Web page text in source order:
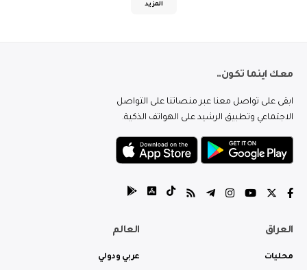
المزيد
معك اينما تكون..
ابقى على تواصل معنا عبر منصاتنا على التواصل
الاجتماعي وتطبيق الرشيد على الهواتف الذكية.
العراق
محليات
العالم
عربي ودولي